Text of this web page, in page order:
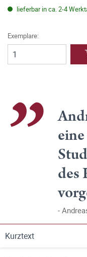
lieferbar in ca. 2-4
Exemplare:
des
Kurztext